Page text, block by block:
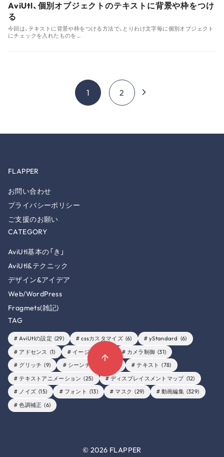
AviUtl、個別オブジェクトのテキストに背景や枠をつけ
る
今回は、テキストに背景や枠をつける方法で、とりわけ文字毎に個別オブジェクト
にチェックを入れたものを…
1 2
FLAPPER
お問い合わせ
プライバシーポリシー
ご支援のお願い
CATEGORY
AviUtl基本の「き」
AviUtl&テクニック
デザイン&アイデア
Web/WordPress
Fragmets(雑記)
TAG
AviUtlの設定 (29) cssカスタマイズ (6) yStandard (6)
アドセンス (1) イージング カメラ制御 (31)
グリッチ (9) シーンチェンジ テキスト (78)
テキストアニメーション (25) ディスプレイスメントマップ (12)
ノイズ (15) フォント (13) マスク (29) 動画編集 (329)
色調補正 (6)
© 2026 FLAPPER